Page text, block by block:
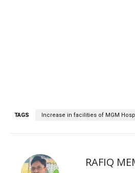
TAGS Increase in facilities of MGM
RAFIQ